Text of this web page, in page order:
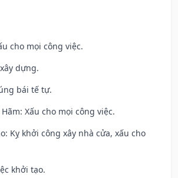
cho mọi công việc.
dựng.
bái tế tự.
Xấu cho mọi công việc.
Kỵ khởi công xây nhà cửa, xấu cho
khởi tạo.